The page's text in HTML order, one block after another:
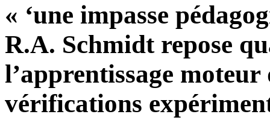
« ‘une impasse
R.A. Schmidt repose
l’apprentissage
vérifications